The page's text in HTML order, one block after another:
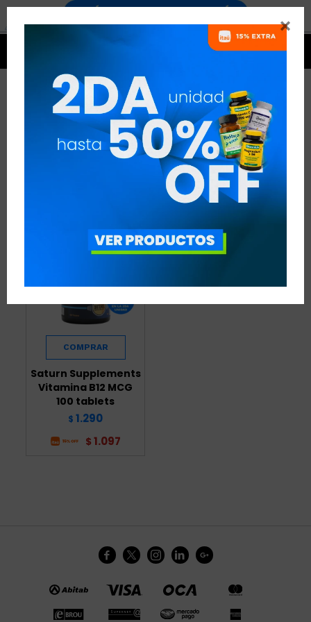

VITAMINA B - FÚTBOL
VITAMINA B DISCIPLINA:FÚTBOL
RECOMENDADOS
Saturn Supplements
Vitamina B12 MCG
100 tablets
$ 1.290
$ 1.097
    